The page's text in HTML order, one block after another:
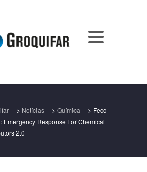
> Notícias > Química > Fecc-
Emergency Response For Chemical
2.0